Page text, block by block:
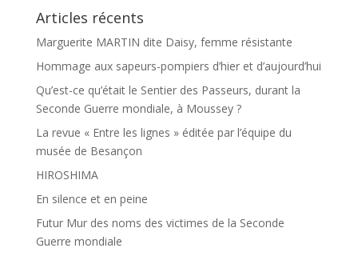
Articles récents
Marguerite MARTIN dite Daisy, femme résistante
Hommage aux sapeurs-pompiers d’hier et d’aujourd’hui
Qu’est-ce qu’était le Sentier des Passeurs, durant la
Seconde Guerre mondiale, à Moussey ?
La revue « Entre les lignes » éditée par l’équipe du
musée de Besançon
HIROSHIMA
En silence et en peine
Futur Mur des noms des victimes de la Seconde
Guerre mondiale